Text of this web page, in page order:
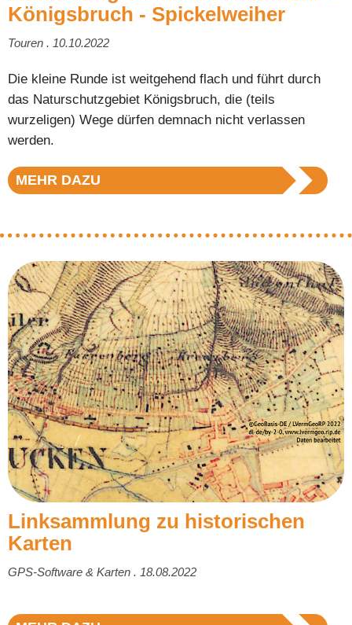
Königsbruch - Spickelweiher
Touren . 10.10.2022
Die kleine Runde ist weitgehend flach und führt durch
das Naturschutzgebiet Königsbruch, die (teils
wurzeligen) Wege dürfen demnach nicht verlassen
werden.
MEHR DAZU
Linksammlung zu historischen
Karten
GPS-Software & Karten . 18.08.2022